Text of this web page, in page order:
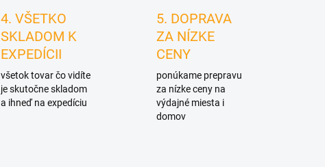
4. VŠETKO
SKLADOM K
EXPEDÍCII
všetok tovar čo vidíte
je skutočne skladom
a ihneď na expedíciu
5. DOPRAVA
ZA NÍZKE
CENY
ponúkame prepravu
za nízke ceny na
výdajné miesta i
domov